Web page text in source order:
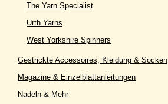
The Yarn Specialist
Urth Yarns
West Yorkshire Spinners
Gestrickte Accessoires, Kleidung & Socken
Magazine & Einzelblattanleitungen
Nadeln & Mehr